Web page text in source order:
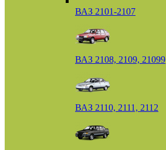
ВАЗ 2101-2107
ВАЗ 2108, 2109, 21099
ВАЗ 2110, 2111, 2112